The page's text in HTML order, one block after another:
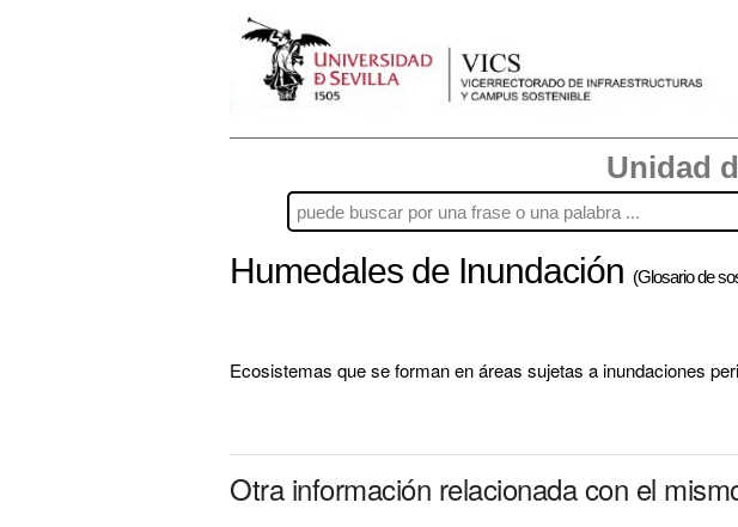
Unidad
Humedales de Inundación (Glosario de
Ecosistemas que se forman en áreas sujetas a inundaciones
Otra información relacionada con el